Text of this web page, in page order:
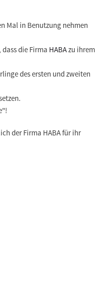
Mal in Benutzung nehmen
die Firma HABAzu ihrem
des ersten und zweiten
der Firma HABA für ihr